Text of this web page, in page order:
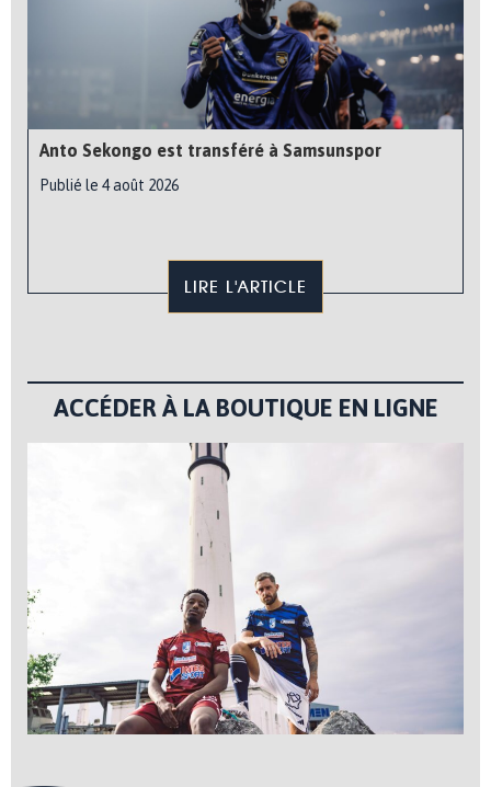
Anto Sekongo est transféré à Samsunspor
Publié le 4 août 2026
LIRE L'ARTICLE
ACCÉDER À LA BOUTIQUE EN LIGNE